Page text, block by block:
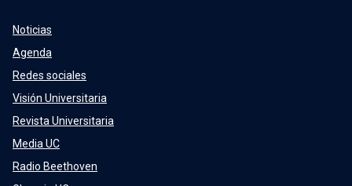
Noticias
Agenda
Redes sociales
Visión Universitaria
Revista Universitaria
Media UC
Radio Beethoven